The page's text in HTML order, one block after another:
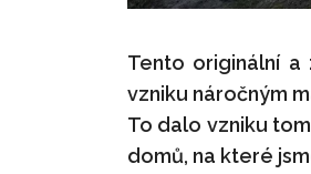
Tento originální a
vzniku náročným
To dalo vzniku
domů, na které